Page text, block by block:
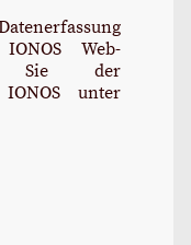
Web-
Sie der
unter